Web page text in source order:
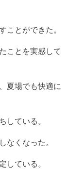
ことができた。
ことを実感して
夏場でも快適に
している。
なくなった。
している。